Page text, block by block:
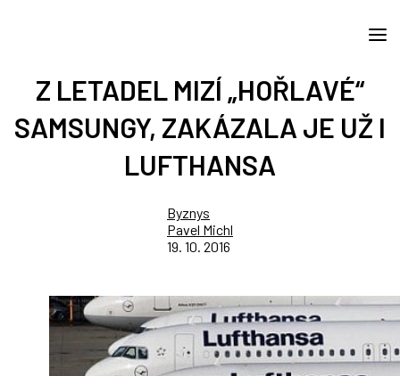
Z LETADEL MIZÍ „HOŘLAVÉ“
SAMSUNGY, ZAKÁZALA JE UŽ I
LUFTHANSA
Byznys
Pavel Michl
19. 10. 2016